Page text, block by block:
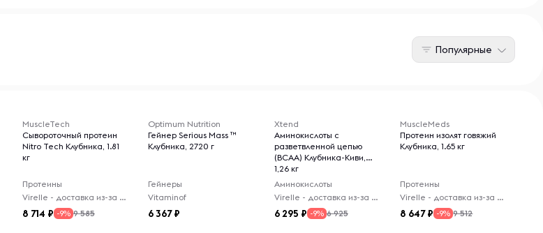
Популярные
MuscleTech
Сывороточный протеин
Nitro Tech Клубника, 1.81
кг
Протеины
Virelle - доставка из-за рубежа
8 714 -9% 9 585
Optimum Nutrition
Гейнер Serious Mass ™
Клубника, 2720 г
Гейнеры
Vitaminof
6 367
Xtend
Аминокислоты с
разветвленной цепью
(BCAA) Клубника-Киви,
1,26 кг
Аминокислоты
Virelle - доставка из-за рубежа
6 295 -9% 6 925
MuscleMeds
Протеин изолят говяжий
Клубника, 1.65 кг
Протеины
Virelle - доставка из-за рубежа
8 647 -9% 9 512